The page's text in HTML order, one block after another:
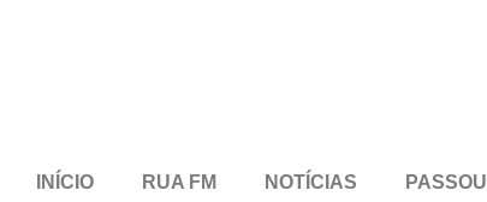
INÍCIO RUA FM NOTÍCIAS